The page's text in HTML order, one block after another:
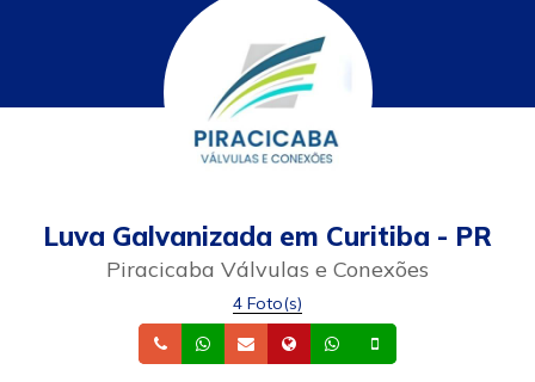
Luva Galvanizada em Curitiba - PR
Piracicaba Válvulas e Conexões
4 Foto(s)
TelefoneWhatsapp
Email Site Whatsapp